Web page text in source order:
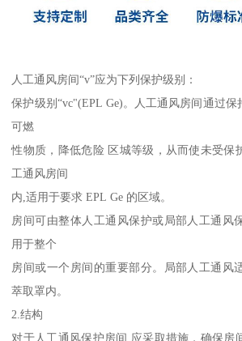
人工通风房间“v”应为下列保护级别：
保护级别“vc"(EPL Ge)。人工通风房间通过
可燃
性物质，降低危险 区城等级，从而使未受保
工通风房间
内,适用于要求 EPL Ge 的区域。
房间可由整体人工通风保护或局部人工通风
用于整个
房间或一个房间的重要部分。局部人工通风
萃取罩内。
2.结构
对于人工通风保护房间,应采取措施，确保房